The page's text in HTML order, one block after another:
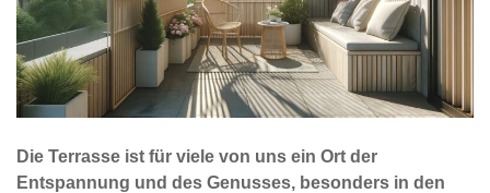
Die Terrasse ist für viele von uns ein Ort der
Entspannung und des Genusses, besonders in den